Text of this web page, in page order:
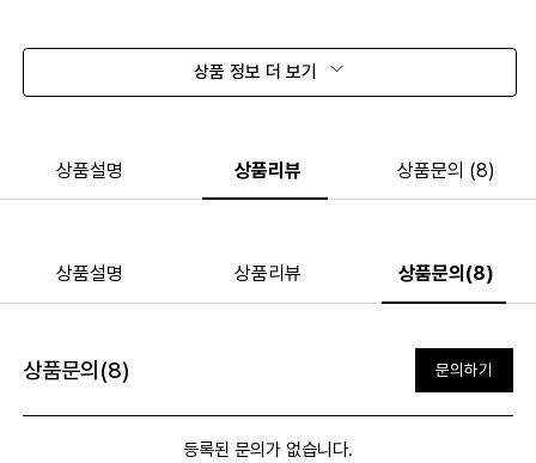
상품 정보 더 보기
상품설명 상품리뷰 상품문의 (8)
상품설명 상품리뷰 상품문의(8)
상품문의(8) 문의하기
등록된 문의가 없습니다.